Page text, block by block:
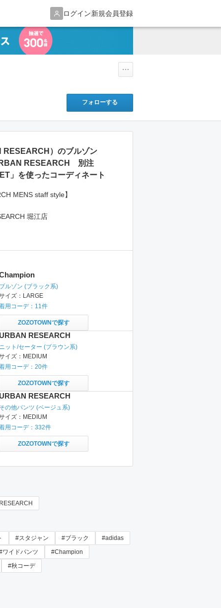
ログイン新規会員登録
フォローする
ブルゾン (ブラック系)
イズ： LARGE
用コーデ： 11件
ZOZOTOWNで探す
URBAN RESEARCH
ニット/セーター (ブラウン系)
イズ： MEDIUM
用コーデ： 20件
ZOZOTOWNで探す
URBAN RESEARCH
その他パンツ (ベージュ系)
イズ： MEDIUM
用コーデ： 332件
ZOZOTOWNで探す
）のブルゾン
RESEARCH 別注
」を使ったコーディネート
MENS staff style】
堀江店
#スタジャン #ブラック
#adidas
ワイドパンツ
#Champion
#秋コーデ